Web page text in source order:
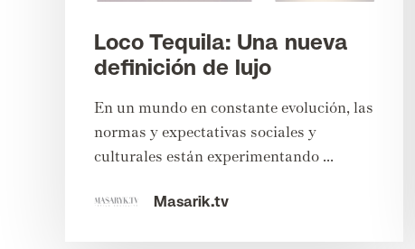
Loco Tequila: Una nueva
definición de lujo
En un mundo en constante evolución, las
normas y expectativas sociales y
culturales están experimentando ...
Masarik.tv